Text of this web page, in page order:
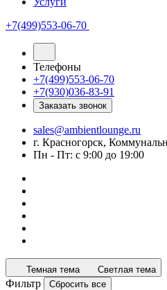
+7(499)553-06-70
Телефоны
+7(499)553-06-70
+7(930)036-83-91
Заказать звонок
sales@ambientlounge.ru
г. Красногорск,
Пн - Пт: с 9:00 до 19:00
Темная тема Светлая тема
Фильтр Сбросить все